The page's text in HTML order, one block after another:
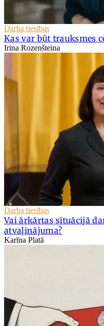
Darba tiesības
Kas var būt trauksmes
Irina Rozenšteina
Darba tiesības
Vai ārkārtas situācijā
atvaļinājuma?
Karīna Platā